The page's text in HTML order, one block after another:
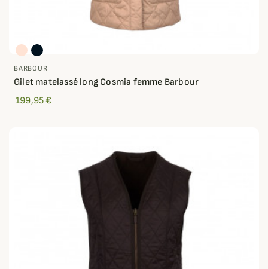
BARBOUR
Gilet matelassé long Cosmia femme Barbour
199,95 €